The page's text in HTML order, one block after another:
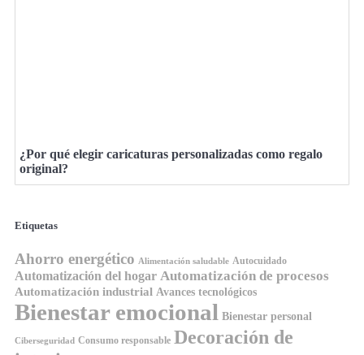
¿Por qué elegir caricaturas personalizadas como regalo
original?
Etiquetas
Ahorro energético Alimentación saludable Autocuidado
Automatización del hogar Automatización de procesos
Automatización industrial Avances tecnológicos
Bienestar emocional Bienestar personal
Ciberseguridad Consumo responsable Decoración de